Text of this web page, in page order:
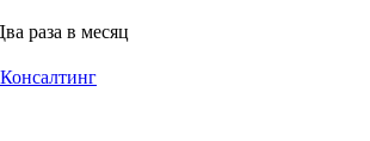
раза в месяц